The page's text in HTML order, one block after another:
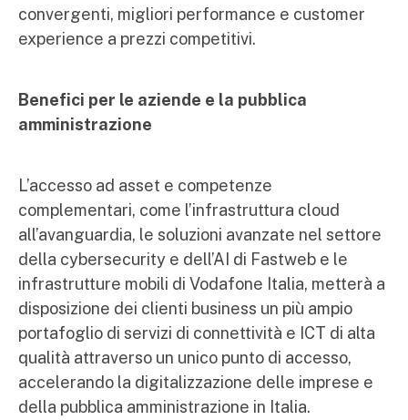
convergenti, migliori performance e customer
experience a prezzi competitivi.
Benefici per le aziende e la pubblica
amministrazione
L’accesso ad asset e competenze
complementari, come l’infrastruttura cloud
all’avanguardia, le soluzioni avanzate nel settore
della cybersecurity e dell’AI di Fastweb e le
infrastrutture mobili di Vodafone Italia, metterà a
disposizione dei clienti business un più ampio
portafoglio di servizi di connettività e ICT di alta
qualità attraverso un unico punto di accesso,
accelerando la digitalizzazione delle imprese e
della pubblica amministrazione in Italia.